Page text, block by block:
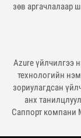
зөв аргачлалаар
Azure үйлчилгээ
технологийн
зориулагдсан
анх
Саппорт компани